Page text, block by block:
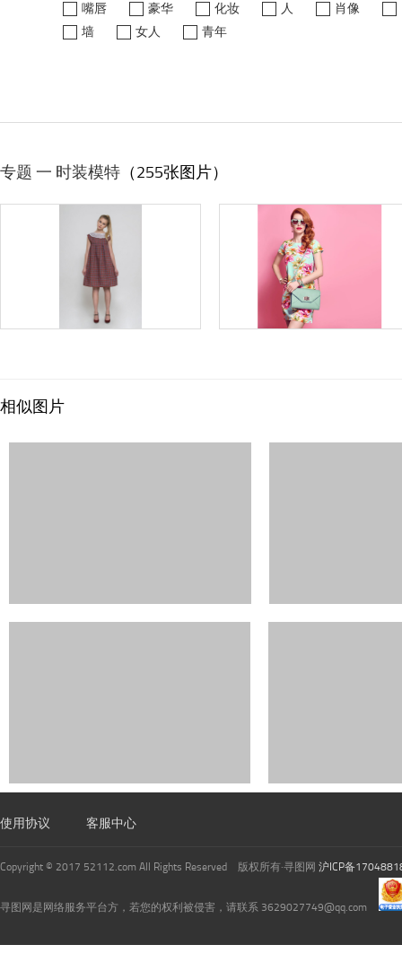
嘴唇
豪华 化妆 人 肖像
墙
女人 青年
专题 一 时装模特 （255张图片）
相似图片
使用协议 客服中心
Copyright © 2017 52112.com All Rights Reserved 版权所有·寻图网 沪ICP备
寻图网是网络服务平台方，若您的权利被侵害，请联系 3629027749@qq.com